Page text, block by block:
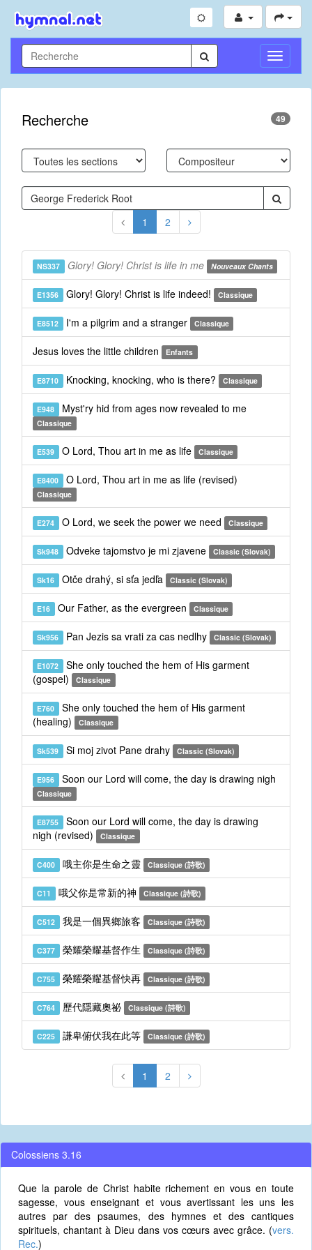
Toggle
Recherche 49
1 2
NS337 Glory! Glory! Christ is life in me Nouveaux Chants
E1356 Glory! Glory! Christ is life indeed! Classique
E8512 I'm a pilgrim and a stranger Classique
Jesus loves the little children Enfants
E8710 Knocking, knocking, who is there? Classique
E948 Myst'ry hid from ages now revealed to me
Classique
E539 O Lord, Thou art in me as life Classique
E8400 O Lord, Thou art in me as life (revised)
Classique
E274 O Lord, we seek the power we need Classique
Sk948 Odveke tajomstvo je mi zjavene Classic (Slovak)
Sk16 Otče drahý, si sťa jedľa Classic (Slovak)
E16 Our Father, as the evergreen Classique
Sk956 Pan Jezis sa vrati za cas nedlhy Classic (Slovak)
E1072 She only touched the hem of His garment
(gospel)
Classique
E760 She only touched the hem of His garment
(healing)
Classique
Sk539 Si moj zivot Pane drahy Classic (Slovak)
E956 Soon our Lord will come, the day is drawing nigh
Classique
E8755 Soon our Lord will come, the day is drawing
nigh (revised)
Classique
C400 哦主你是生命之靈 Classique (詩歌)
C11 哦父你是常新的神 Classique (詩歌)
C512 我是一個異鄉旅客 Classique (詩歌)
C377 榮耀榮耀基督作生 Classique (詩歌)
C755 榮耀榮耀基督快再 Classique (詩歌)
C764 歷代隱藏奧祕 Classique (詩歌)
C225 謙卑俯伏我在此等 Classique (詩歌)
1 2
Colossiens 3.16
Que la parole de Christ habite richement en vous en toute
sagesse, vous enseignant et vous avertissant les uns les
autres par des psaumes, des hymnes et des cantiques
spirituels, chantant à Dieu dans vos cœurs avec grâce. (vers.
Rec.)